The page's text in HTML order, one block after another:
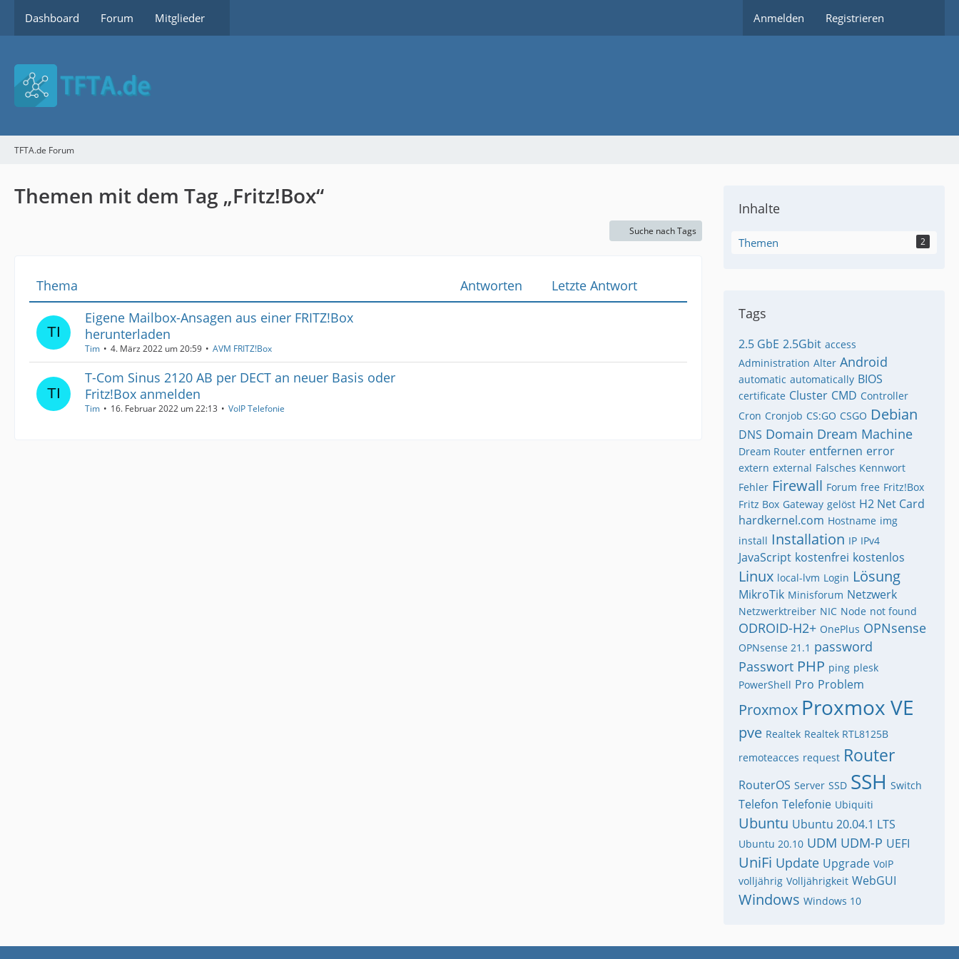
Dashboard Forum Mitglieder Anmelden Registrieren
TFTA.de Forum
Themen mit dem Tag „Fritz!Box“
Suche nach Tags
Thema Antworten
Letzte Antwort
Eigene Mailbox-Ansagen aus einer FRITZ!Box
herunterladen
Tim 4. März 2022 um 20:59 AVM FRITZ!Box
T-Com Sinus 2120 AB per DECT an neuer Basis oder
Fritz!Box anmelden
Tim 16. Februar 2022 um 22:13 VoIP Telefonie
Inhalte
Themen 2
Tags
2.5 GbE 2.5Gbit access
Administration Alter Android
automatic automatically BIOS
certificate Cluster CMD Controller
Cron Cronjob CS:GO CSGO Debian
DNS Domain Dream Machine
Dream Router entfernen error
extern external Falsches Kennwort
Fehler Firewall Forum free Fritz!Box
Fritz Box Gateway gelöst H2 Net Card
hardkernel.com Hostname img
install Installation IP IPv4
JavaScript kostenfrei kostenlos
Linux local-lvm Login Lösung
MikroTik Minisforum Netzwerk
Netzwerktreiber NIC Node not found
ODROID-H2+ OnePlus OPNsense
OPNsense 21.1 password
Passwort PHP ping plesk
PowerShell Pro Problem
Proxmox Proxmox VE
pve Realtek Realtek RTL8125B
remoteacces request Router
RouterOS Server SSD SSH Switch
Telefon Telefonie Ubiquiti
Ubuntu Ubuntu 20.04.1 LTS
Ubuntu 20.10 UDM UDM-P UEFI
UniFi Update Upgrade VoIP
volljährig Volljährigkeit WebGUI
Windows Windows 10